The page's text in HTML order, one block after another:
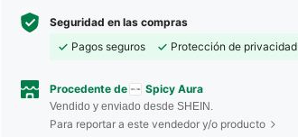
Seguridad en las compras
Pagos seguros
Protección de privacidad
Procedente de Spicy Aura
Vendido y enviado desde SHEIN.
Para reportar a este vendedor y/o producto